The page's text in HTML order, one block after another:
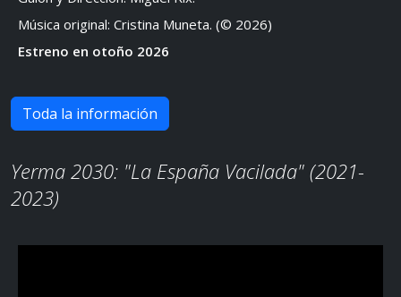
Música original: Cristina Muneta. (© 2026)
Estreno en otoño 2026
Toda la información
Yerma 2030: "La España Vacilada" (2021-
2023)